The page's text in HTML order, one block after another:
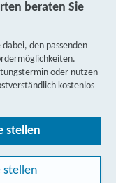
beraten Sie
den passenden
oder nutzen
kostenlos
stellen
stellen